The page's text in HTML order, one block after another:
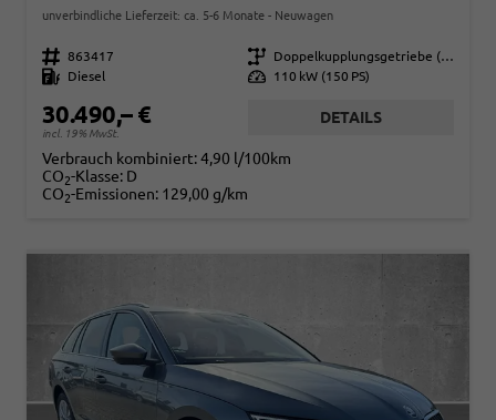
unverbindliche Lieferzeit: ca. 5-6 Monate Neuwagen
Fahrzeugnr. 863417 Getriebe
Doppelkupplungsgetriebe (DSG)
Kraftstoff
Diesel Leistung 110 kW (150 PS)
30.490,– €
incl. 19% MwSt.
DETAILS
Verbrauch kombiniert:4,90 l/100km
CO2-Klasse: D
CO2-Emissionen: 129,00 g/km